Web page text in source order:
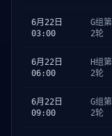
6月22日
03:00
G组第
2轮
6月22日
06:00
H组第
2轮
6月22日
09:00
G组第
2轮